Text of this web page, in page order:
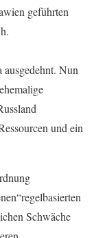
geführten
Nun
und ein
Schwäche